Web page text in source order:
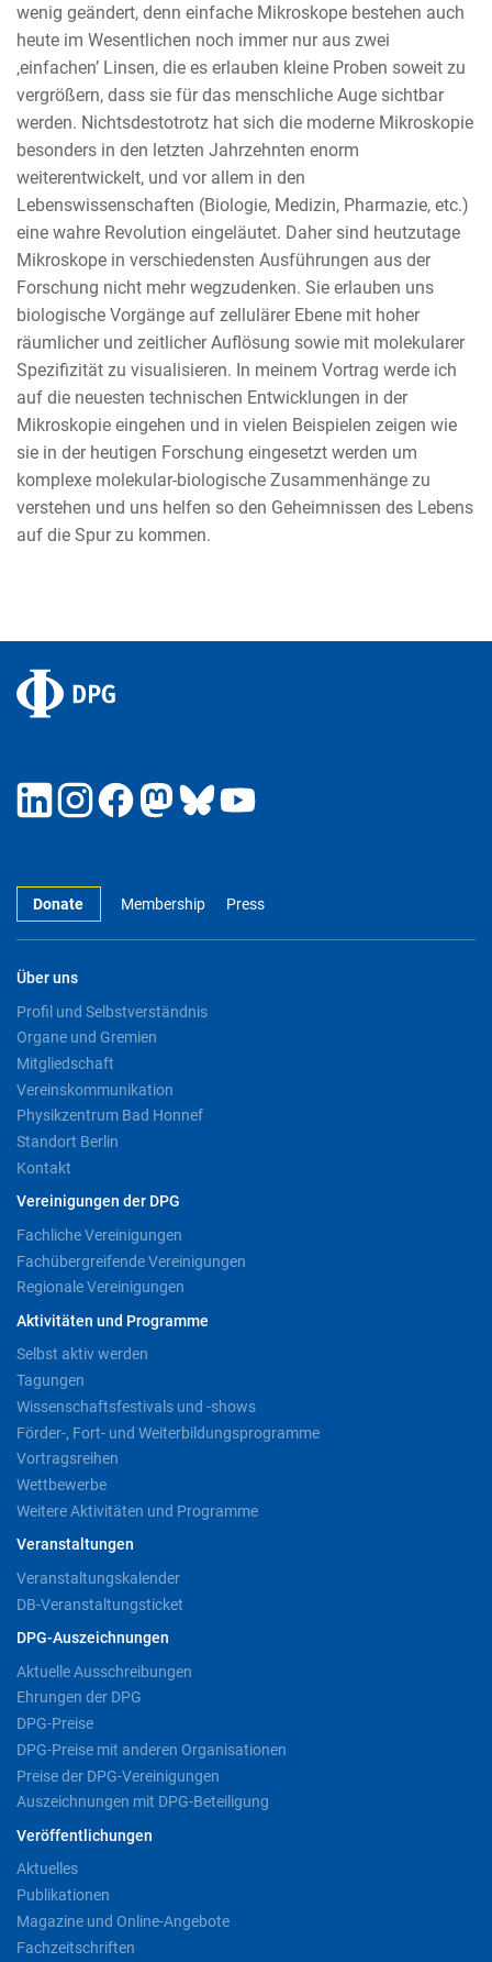
wenig geändert, denn einfache Mikroskope bestehen auch
heute im Wesentlichen noch immer nur aus zwei
‚einfachen’ Linsen, die es erlauben kleine Proben soweit zu
vergrößern, dass sie für das menschliche Auge sichtbar
werden. Nichtsdestotrotz hat sich die moderne Mikroskopie
besonders in den letzten Jahrzehnten enorm
weiterentwickelt, und vor allem in den
Lebenswissenschaften (Biologie, Medizin, Pharmazie, etc.)
eine wahre Revolution eingeläutet. Daher sind heutzutage
Mikroskope in verschiedensten Ausführungen aus der
Forschung nicht mehr wegzudenken. Sie erlauben uns
biologische Vorgänge auf zellulärer Ebene mit hoher
räumlicher und zeitlicher Auflösung sowie mit molekularer
Spezifizität zu visualisieren. In meinem Vortrag werde ich
auf die neuesten technischen Entwicklungen in der
Mikroskopie eingehen und in vielen Beispielen zeigen wie
sie in der heutigen Forschung eingesetzt werden um
komplexe molekular-biologische Zusammenhänge zu
verstehen und uns helfen so den Geheimnissen des Lebens
auf die Spur zu kommen.
Donate Membership Press
Über uns
Profil und Selbstverständnis
Organe und Gremien
Mitgliedschaft
Vereinskommunikation
Physikzentrum Bad Honnef
Standort Berlin
Kontakt
Vereinigungen der DPG
Fachliche Vereinigungen
Fachübergreifende Vereinigungen
Regionale Vereinigungen
Aktivitäten und Programme
Selbst aktiv werden
Tagungen
Wissenschaftsfestivals und -shows
Förder-, Fort- und Weiterbildungsprogramme
Vortragsreihen
Wettbewerbe
Weitere Aktivitäten und Programme
Veranstaltungen
Veranstaltungskalender
DB-Veranstaltungsticket
DPG-Auszeichnungen
Aktuelle Ausschreibungen
Ehrungen der DPG
DPG-Preise
DPG-Preise mit anderen Organisationen
Preise der DPG-Vereinigungen
Auszeichnungen mit DPG-Beteiligung
Veröffentlichungen
Aktuelles
Publikationen
Magazine und Online-Angebote
Fachzeitschriften